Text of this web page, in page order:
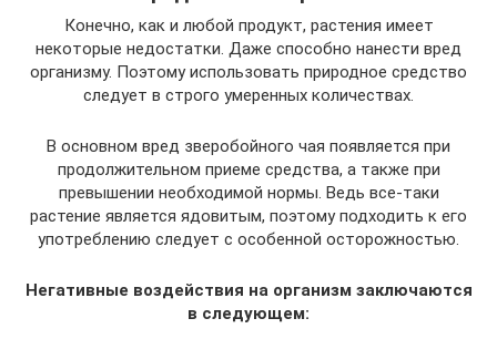
Конечно, как и любой продукт, растения имеет
некоторые недостатки. Даже способно нанести вред
организму. Поэтому использовать природное средство
следует в строго умеренных количествах.
В основном вред зверобойного чая появляется при
продолжительном приеме средства, а также при
превышении необходимой нормы. Ведь все-таки
растение является ядовитым, поэтому подходить к его
употреблению следует с особенной осторожностью.
Негативные воздействия на организм заключаются
в следующем: